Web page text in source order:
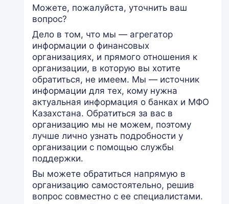
Можете, пожалуйста, уточнить ваш
вопрос?
Дело в том, что мы — агрегатор
информации о финансовых
организациях, и прямого отношения к
организации, в которую вы хотите
обратиться, не имеем. Мы — источник
информации для тех, кому нужна
актуальная информация о банках и МФО
Казахстана. Обратиться за вас в
организацию мы не можем, поэтому
лучше лично узнать подробности у
организации с помощью службы
поддержки.
Вы можете обратиться напрямую в
организацию самостоятельно, решив
вопрос совместно с ее специалистами.